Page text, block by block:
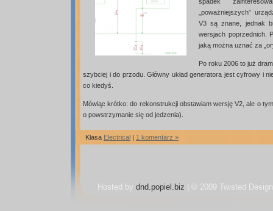
„poważniejszych”
V3 są znane, jednak
wersjach poprzednich.
jaką można uznać za
Po roku 2006 to już
szybciej i do przodu. Główny układ generatora jest cyfrowy i
co kiedyś.
Mówiąc krótko: do rekonstrukcji obstawiam wersję V2, ale o
o powstrzymanie się od jedzenia).
Klasa Electrical | 1 komentarz »
Hosted by dnd.popiel.biz | © 2009 Twisted